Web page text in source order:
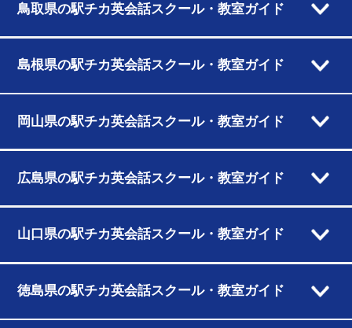
鳥取県の駅チカ英会話スクール・教室ガイド
島根県の駅チカ英会話スクール・教室ガイド
岡山県の駅チカ英会話スクール・教室ガイド
広島県の駅チカ英会話スクール・教室ガイド
山口県の駅チカ英会話スクール・教室ガイド
徳島県の駅チカ英会話スクール・教室ガイド